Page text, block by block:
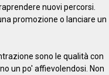
nuovi percorsi.
promozione o lanciare un
sono le qualità con
un po' affievolendosi. Non